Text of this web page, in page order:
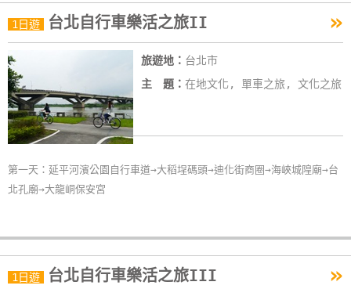
Line
上
客
服
紅
利
訂
1日遊 台北自行車樂活之旅II »
旅遊地： 台北市
主 題： 在地文化, 單車之旅, 文化之旅
第一天：延平河濱公園自行車道→大稻埕碼頭→迪化街商圈→海峽城隍廟→台
北孔廟→大龍峒保安宮
1日遊 台北自行車樂活之旅III »